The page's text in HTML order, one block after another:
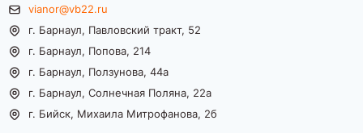
vianor@vb22.ru
г. Барнаул, Павловский тракт, 52
г. Барнаул, Попова, 214
г. Барнаул, Ползунова, 44а
г. Барнаул, Солнечная Поляна, 22а
г. Бийск, Михаила Митрофанова, 2б